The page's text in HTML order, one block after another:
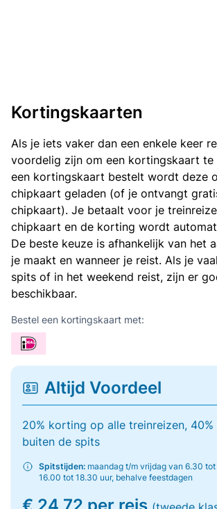
Kortingskaarten
Als je iets vaker dan een enkele keer
voordelig zijn om een kortingskaart te
een kortingskaart bestelt wordt deze
chipkaart geladen (of je ontvangt
chipkaart). Je betaalt voor je
chipkaart en de korting wordt
De beste keuze is afhankelijk van het
je maakt en wanneer je reist. Als je
spits of in het weekend reist, zijn er
beschikbaar.
Bestel een kortingskaart met:
Altijd Voordeel
20% korting op alle treinreizen,
buiten de spits
Spitstijden: maandag t/m vrijdag van 6.30
16.00 tot 18.30 uur, behalve feestdagen